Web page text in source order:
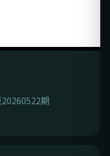
20260522期